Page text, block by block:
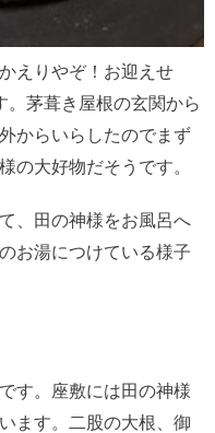
えりやぞ！お迎えせ
。茅葺き屋根の玄関から
からいらしたのでまず
の大好物だそうです。
、田の神様をお風呂へ
お湯につけている様子
す。座敷には田の神様
ます。二股の大根、御